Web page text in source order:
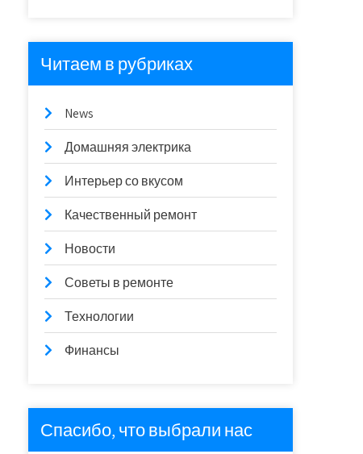
Читаем в рубриках
News
Домашняя электрика
Интерьер со вкусом
Качественный ремонт
Новости
Советы в ремонте
Технологии
Финансы
Спасибо, что выбрали нас